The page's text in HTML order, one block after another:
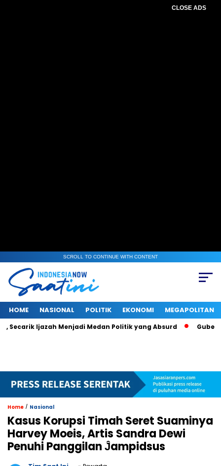
CLOSE ADS
SCROLL TO CONTINUE WITH CONTENT
HOME NASIONAL POLITIK EKONOMI MEGAPOLITAN
Ijazah Menjadi Medan Politik yang Absurd Gubernur
Home / Nasional
Kasus Korupsi Timah Seret Suaminya
Harvey Moeis, Artis Sandra Dewi
Penuhi Panggilan Ĵampidsus